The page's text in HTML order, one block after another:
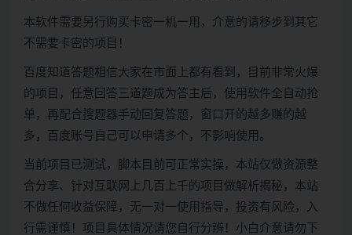
本软件需要另行购买卡密一机一用，介意的请移步到其它
不需要卡密的项目！
百度知道答题相信大家在市面上都有看到，目前非常火爆
的项目，任意回答三道题成为答主后，使用软件全自动抢
单，再配合搜题器手动回复答题，窗口开的越多赚的越
多，百度账号自己可以申请多个，不影响使用。
当前项目已测试，脚本目前可正常实操，本站仅做资源整
合分享、针对互联网上几百上千的项目做解析揭秘，本站
不做任何收益保障，无一对一使用指导，投资有风险，入
行需谨慎！项目具体情况请您自行分辨！小白介意请勿下